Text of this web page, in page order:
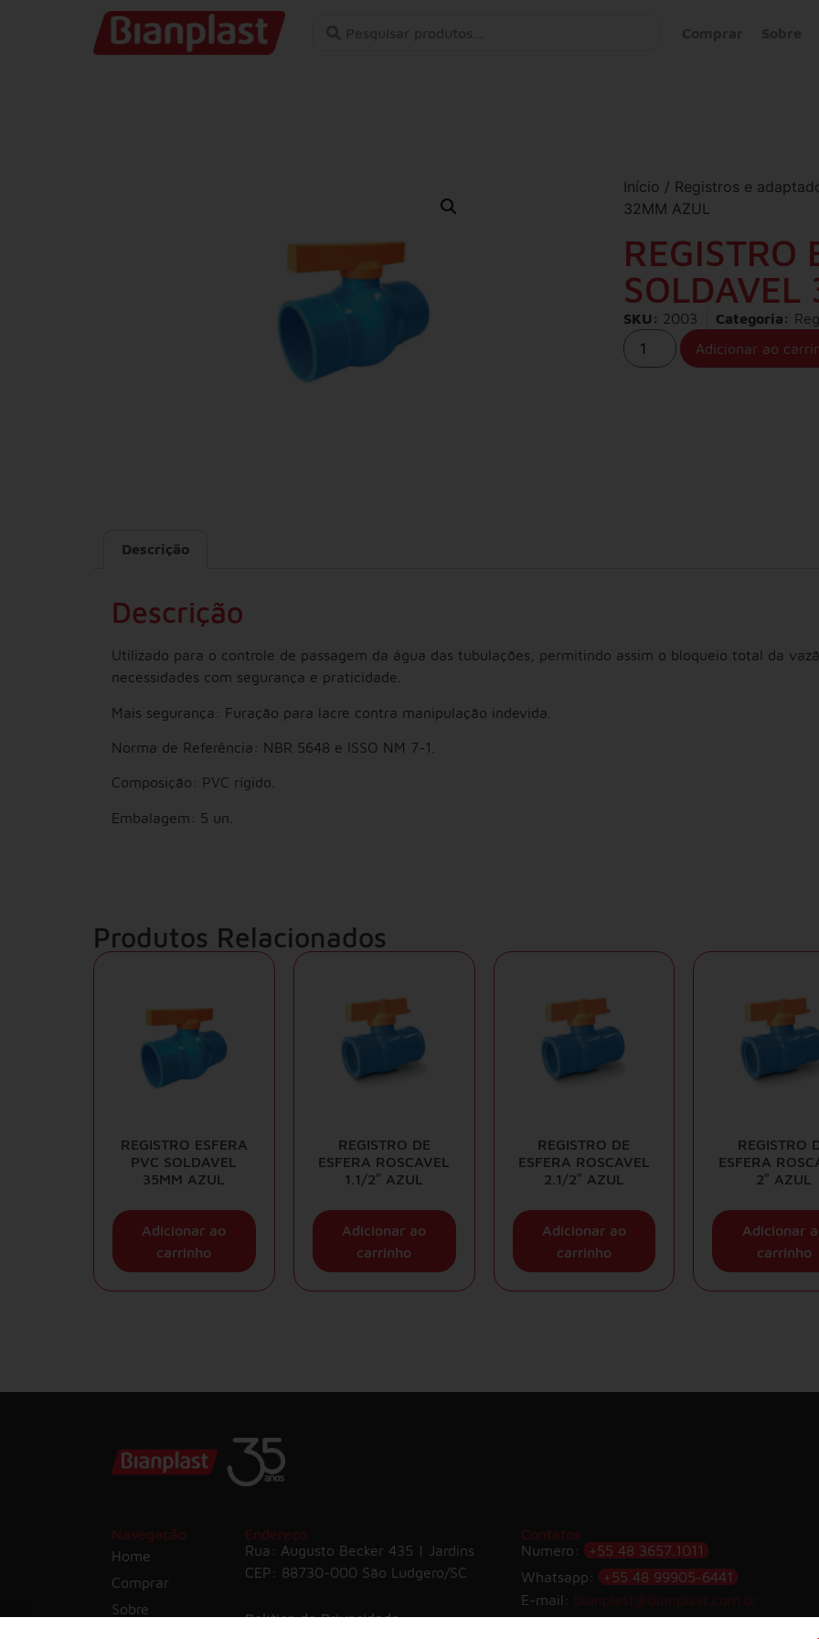
Início / Registros e
32MM AZUL
REGISTRO
Adicionar ao
SKU: 2003 Categoria:
Descrição
Descrição
Utilizado para o controle de passagem da água das tubulações, permitindo assim o bloqueio total da
necessidades com segurança e praticidade.
Mais segurança: Furação para lacre contra manipulação indevida.
Norma de Referência: NBR 5648 e ISSO NM 7-1.
Composição: PVC rígido.
Embalagem: 5 un.
Produtos Relacionados
REGISTRO ESFERA
PVC SOLDAVEL
35MM AZUL
Adicionar ao
carrinho
REGISTRO DE
ESFERA ROSCAVEL
1.1/2″ AZUL
Adicionar ao
carrinho
REGISTRO DE
ESFERA ROSCAVEL
2.1/2″ AZUL
Adicionar ao
carrinho
REGISTRO
ESFERA
2″ AZUL
Adicionar
carrinho
Navegação
Home
Comprar
Sobre
Endereço
Rua: Augusto Becker 435 | Jardins
CEP: 88730-000 São Ludgero/SC
Política de Privacidade
Contatos
Numero:
+55 48 3657.1011
Whatsapp:
+55 48 99905-6441
E-mail: bianplast@bianplast.com.br